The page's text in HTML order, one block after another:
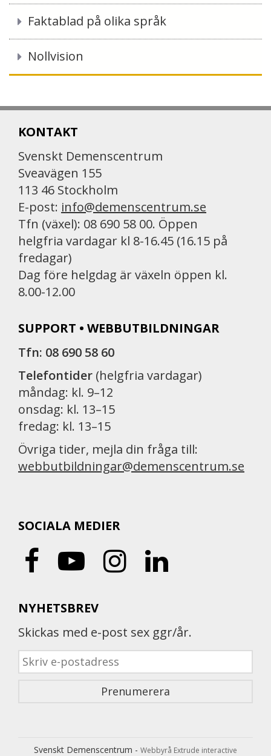
Faktablad på olika språk
Nollvision
KONTAKT
Svenskt Demenscentrum
Sveavägen 155
113 46 Stockholm
E-post: info@demenscentrum.se
Tfn (växel): 08 690 58 00. Öppen
helgfria vardagar kl 8-16.45 (16.15 på
fredagar)
Dag före helgdag är växeln öppen kl.
8.00-12.00
SUPPORT • WEBBUTBILDNINGAR
Tfn: 08 690 58 60
Telefontider (helgfria vardagar)
måndag: kl. 9–12
onsdag: kl. 13–15
fredag: kl. 13–15
Övriga tider, mejla din fråga till:
webbutbildningar@demenscentrum.se
SOCIALA MEDIER
NYHETSBREV
Skickas med e-post sex ggr/år.
Svenskt Demenscentrum - Webbyrå Extrude interactive